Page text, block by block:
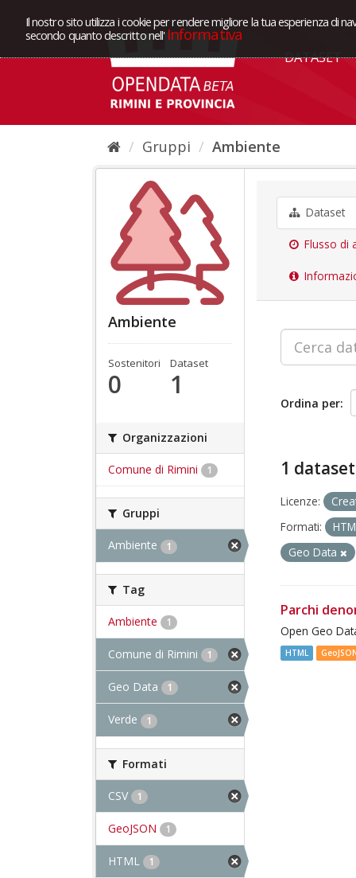
Il nostro sito utilizza i cookie per rendere migliore la tua esperienza di
secondo quanto descritto nell' Informativa
DATASET
Gruppi Ambiente
Ambiente
Sostenitori
0
Dataset
1
Organizzazioni
Comune di Rimini 1
Gruppi
Ambiente 1
Tag
Ambiente 1
Comune di Rimini 1
Geo Data 1
Verde 1
Formati
CSV 1
GeoJSON 1
HTML 1
Dataset
Flusso di
Ordina per
1
Licenze:
Formati:
Geo Data
Parchi
Open Geo
HTML